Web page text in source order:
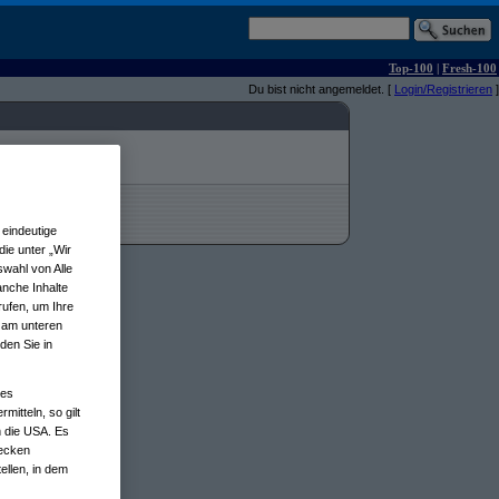
Top-100 | Fresh-100
Du bist nicht angemeldet. [ Login/Registrieren ]
unter „Wir
von Alle
Inhalte
um Ihre
unteren
Sie in
so gilt
die USA. Es
in dem